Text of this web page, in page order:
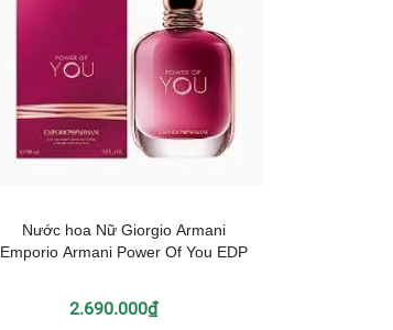
Nước hoa Nữ Giorgio Armani
Emporio Armani Power Of You EDP
2.690.000₫